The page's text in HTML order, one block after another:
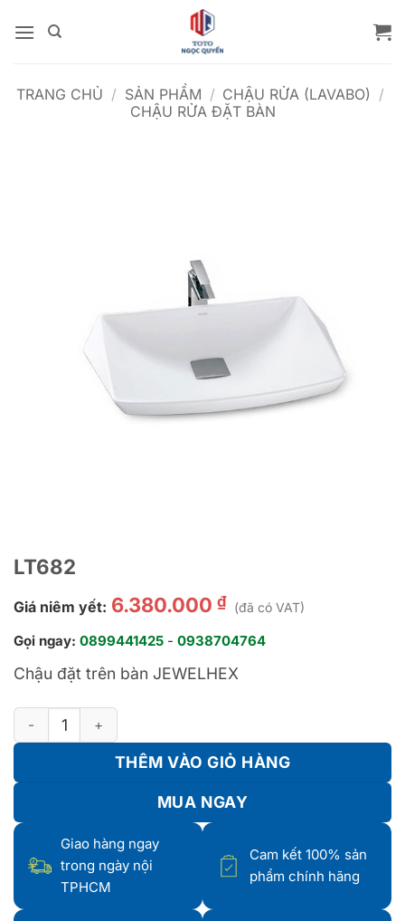
qua
TRANG CHỦ / SẢN PHẨM / CHẬU RỬA (LAVABO) /
CHẬU RỬA ĐẶT BÀN
LT682
Giá niêm yết: 6.380.000 ₫ (đã có VAT)
Gọi ngay: 0899441425 - 0938704764
Chậu đặt trên bàn JEWELHEX
LT682 số lượng
THÊM VÀO GIỎ HÀNG
MUA NGAY
Giao hàng ngay
trong ngày nội
TPHCM
Cam kết 100% sản
phẩm chính hãng